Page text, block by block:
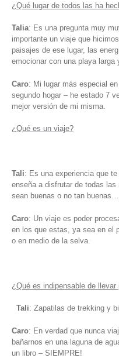
¿Qué lugar de todos las ha
Talia: Es una pregunta muy
importante un viaje que
paisajes de ese lugar, las
emocionar con una playa larga
Caro: Mi lugar más especial
segundo hogar – he estado 7
mejor versión de mi misma.
¿Qué es un viaje?
Tali: Es una experiencia que
enseña a disfrutar de todas
sean buenas o no tan buenas…
Caro: Un viaje es poder
en los que estas, ya sea en el
o en medio de la selva.
¿Qué es indipensable de llevar
Tali: Zapatilas de trekking y
Caro: En verdad que nunca
bañarnos en una laguna de
un libro – SIEMPRE!